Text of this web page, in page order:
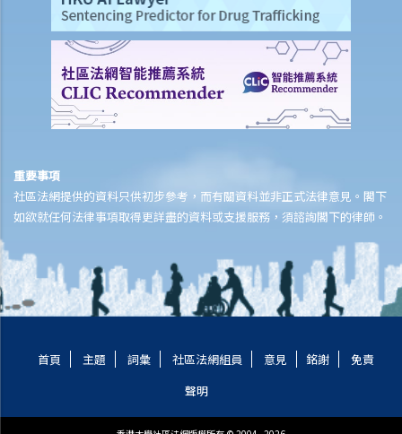
7. 如果我只閱讀網上的文章，或聽網上找到的音樂，我有侵犯版權嗎？
8. 根據版權條例，平行進口（或灰色市場貨物）是否合法？
9. 我在撰寫報告時，從互聯網摘錄了一些段落、列表和圖像，並包括在
報告內。我有侵犯版權嗎？
10. 我的公司習慣保留有關公司及競爭對手的剪報複印本，並放在公司
任嗎？
11. 如果我在我的網站內，放了一些流行歌曲給別人下載，但純粹是作
為樣本，我是否侵犯了這些歌曲的版權？那如果我只把部分歌曲放到網
12. 我買了一隻正版電腦程式CD光碟。如果我為CD光碟製造備份，我是
否侵犯了版權？如果我把程式安裝在多於一部電腦（如安裝在我家的電
腦及公司的電腦）呢？
賣重售，我會否侵犯版權？
14. 在香港使用BT（Bit Torrent）是否犯法？
重要事項
社區法網提供的資料只供初步參考，而有關資料並非正式法律意見。閣下
如欲就任何法律事項取得更詳盡的資料或支援服務，須諮詢閣下的律師。
首頁 主題 詞彙 社區法網組員 意見 銘謝
免責
聲明